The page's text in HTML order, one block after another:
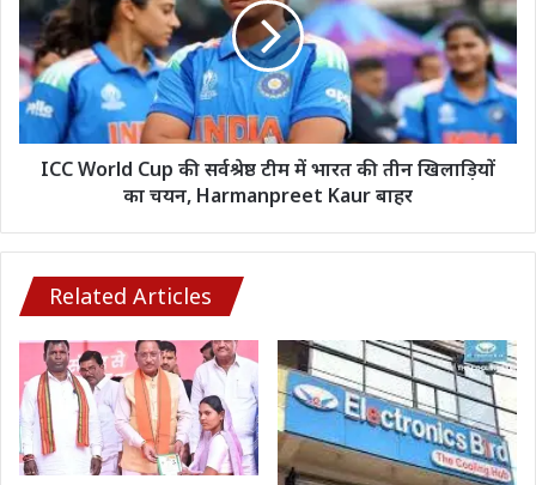
से
निष्कासित,
एक
पर
एक
सर्वश्रेष्ठ
टीम
में
भारत
की
Kaur
बाहर
ICC World Cup की सर्वश्रेष्ठ टीम में भारत की तीन खिलाड़ियों
का चयन, Harmanpreet Kaur बाहर
Related Articles